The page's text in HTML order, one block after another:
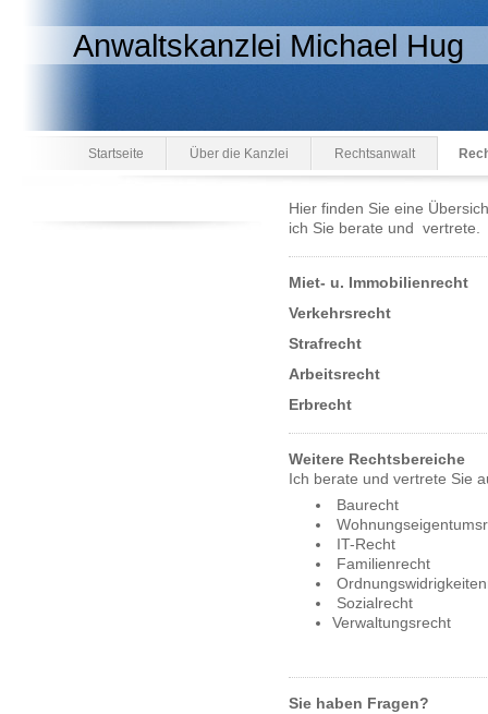
Anwaltskanzlei Michael Hug
Startseite Über die Kanzlei Rechtsanwalt
Hier finden Sie eine
ich Sie berate und vertrete.
Miet- u. Immobilienrecht
Verkehrsrecht
Strafrecht
Arbeitsrecht
Erbrecht
Weitere Rechtsbereiche
Ich berate und vertrete Sie
Baurecht
IT-Recht
Familienrecht
Sozialrecht
Verwaltungsrecht
Sie haben Fragen?